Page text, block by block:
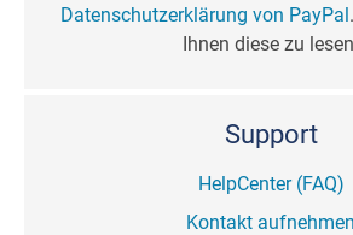
Datenschutzerklärung von PayPal
Ihnen diese zu
Support
HelpCenter (FAQ)
Kontakt aufnehmen